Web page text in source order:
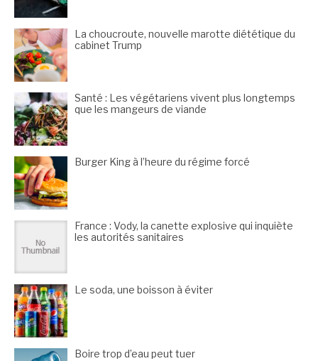
La choucroute, nouvelle marotte diététique du
cabinet Trump
Santé : Les végétariens vivent plus longtemps
que les mangeurs de viande
Burger King à l’heure du régime forcé
France : Vody, la canette explosive qui inquiète
les autorités sanitaires
Le soda, une boisson à éviter
Boire trop d’eau peut tuer